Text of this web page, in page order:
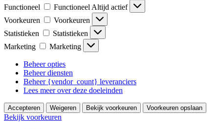
Functioneel
FunctioneelAltijd actief
Voorkeuren
Voorkeuren
Statistieken
Statistieken
Marketing
Marketing
Beheer opties
Beheer diensten
Beheer {vendor_count} leveranciers
Lees meer over deze doeleinden
Accepteren Weigeren Bekijk voorkeuren Voorkeuren opslaan
Bekijk voorkeuren